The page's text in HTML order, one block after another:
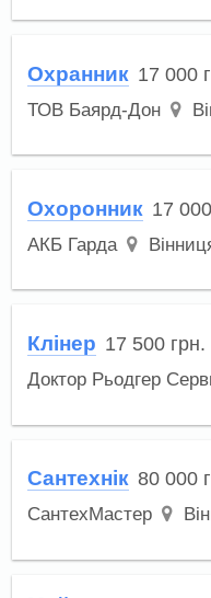
Охранник 17 000
ТОВ Баярд-Дон
Охоронник 17 000
АКБ Гарда
Клінер 17 500 грн.
Доктор Рьодгер
Сантехнік 80 000
СантехМастер